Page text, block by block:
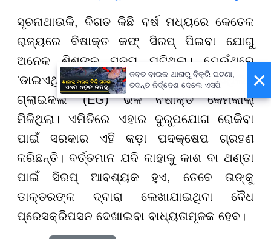
ସୂଚନାଥାଉକି, ବିଗତ କିଛି ବର୍ଷ ମଧ୍ୟରେ କେତେକ
ରାଜ୍ୟରେ ବିଷାକ୍ତ କଫ୍ ସିରପ୍ ପିଇବା ଯୋଗୁ
ଅନେକ ଶିଶୁଙ୍କ ମୃତ୍ୟୁ ଘଟିଥିଲା। ଯେଉଁଥିରେ
'ଡାଇଏଥିଲିନ ଗ୍ଲାଇକଲ' (DEG) ଏବଂ 'ଏଥିଲିନ
ଗ୍ଲାଇକଲ' (EG) ଭଳି ବିଷାକ୍ତ କେମିକାଲ୍
ମିଳିଥିଲା। ଏମିତିରେ ଏହାର ଦୁରୁପଯୋଗ ରୋକିବା
ପାଇଁ ସରକାର ଏହି କଡ଼ା ପଦକ୍ଷେପ ଗ୍ରହଣ
କରିଛନ୍ତି। ବର୍ତ୍ତମାନ ଯଦି କାହାକୁ କାଶ ବା ଥଣ୍ଡା
ପାଇଁ ସିରପ୍ ଆବଶ୍ୟକ ହୁଏ, ତେବେ ତାଙ୍କୁ
ଡାକ୍ତରଙ୍କ ଦ୍ବାରା ଲେଖାଯାଇଥିବା ବୈଧ
ପ୍ରେସକ୍ରିପସନ ଦେଖାଇବା ବାଧ୍ୟତାମୂଳକ ହେବ।
×
ଜବତ ବାଇକ ଥାନାରୁ ବିକ୍ରି ଘଟଣା,
ତଦନ୍ତ ନିର୍ଦ୍ଦେଶ ଦେଲେ ଏସପି